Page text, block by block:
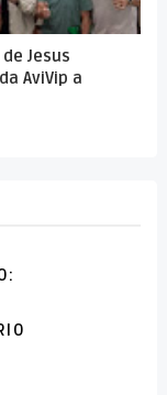
Jesus
AviVip a